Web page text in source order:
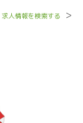
求人情報を検索する